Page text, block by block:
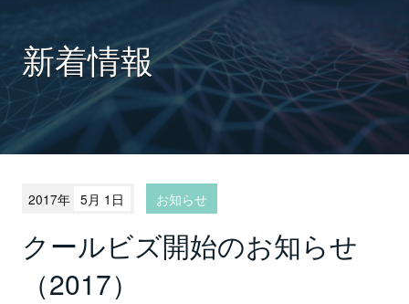
新着情報
2017年 5月 1日 お知らせ
クールビズ開始のお知らせ
（2017）